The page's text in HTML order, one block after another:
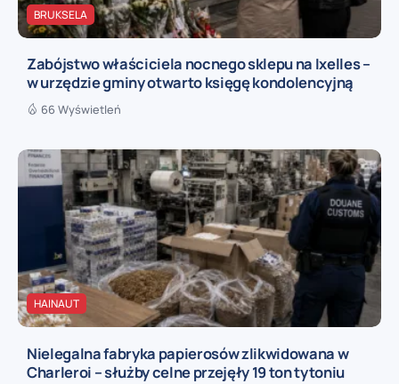
BRUKSELA
Zabójstwo właściciela nocnego sklepu na Ixelles –
w urzędzie gminy otwarto księgę kondolencyjną
66 Wyświetleń
HAINAUT
Nielegalna fabryka papierosów zlikwidowana w
Charleroi – służby celne przejęły 19 ton tytoniu